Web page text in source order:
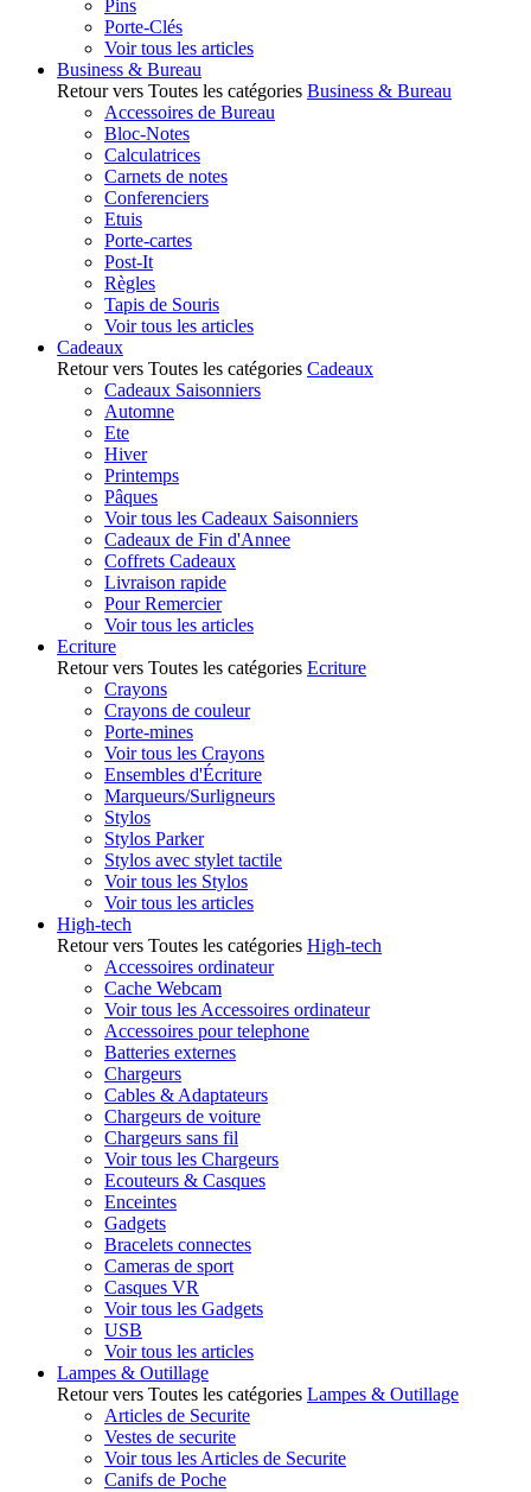
Pins
Porte-Clés
Voir tous les articles
Business & Bureau
Retour vers Toutes les catégories Business & Bureau
Accessoires de Bureau
Bloc-Notes
Calculatrices
Carnets de notes
Conferenciers
Etuis
Porte-cartes
Post-It
Règles
Tapis de Souris
Voir tous les articles
Cadeaux
Retour vers Toutes les catégories Cadeaux
Cadeaux Saisonniers
Automne
Ete
Hiver
Printemps
Pâques
Voir tous les Cadeaux Saisonniers
Cadeaux de Fin d'Annee
Coffrets Cadeaux
Livraison rapide
Pour Remercier
Voir tous les articles
Ecriture
Retour vers Toutes les catégories Ecriture
Crayons
Crayons de couleur
Porte-mines
Voir tous les Crayons
Ensembles d'Écriture
Marqueurs/Surligneurs
Stylos
Stylos Parker
Stylos avec stylet tactile
Voir tous les Stylos
Voir tous les articles
High-tech
Retour vers Toutes les catégories High-tech
Accessoires ordinateur
Cache Webcam
Voir tous les Accessoires ordinateur
Accessoires pour telephone
Batteries externes
Chargeurs
Cables & Adaptateurs
Chargeurs de voiture
Chargeurs sans fil
Voir tous les Chargeurs
Ecouteurs & Casques
Enceintes
Gadgets
Bracelets connectes
Cameras de sport
Casques VR
Voir tous les Gadgets
USB
Voir tous les articles
Lampes & Outillage
Retour vers Toutes les catégories Lampes & Outillage
Articles de Securite
Vestes de securite
Voir tous les Articles de Securite
Canifs de Poche